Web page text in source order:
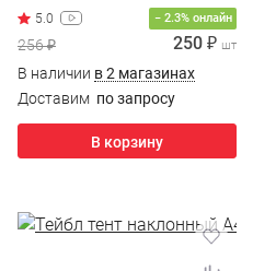
5.0 − 2.3% онлайн
256 ₽ 250 ₽ шт
В наличии в 2 магазинах
Доставим по запросу
В корзину